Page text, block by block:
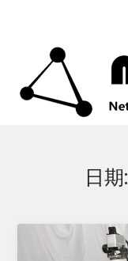
日期: